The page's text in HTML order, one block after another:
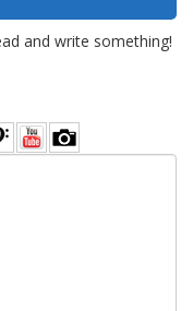
and write something!